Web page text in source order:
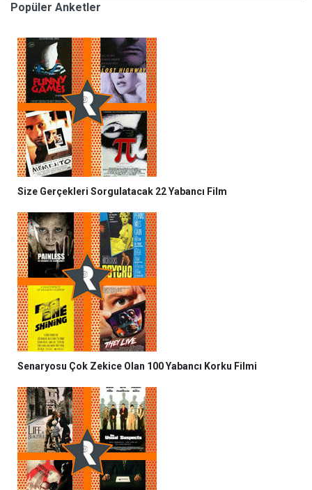
Popüler Anketler
Size Gerçekleri Sorgulatacak 22 Yabancı Film
Senaryosu Çok Zekice Olan 100 Yabancı Korku Filmi